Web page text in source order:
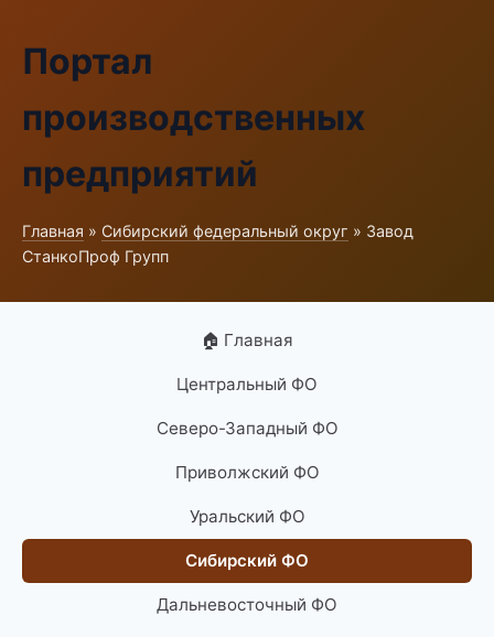
Портал
производственных
предприятий
Главная » Сибирский федеральный округ » Завод
СтанкоПроф Групп
🏠 Главная
Центральный ФО
Северо-Западный ФО
Приволжский ФО
Уральский ФО
Сибирский ФО
Дальневосточный ФО